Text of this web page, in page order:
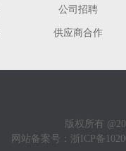
公司招聘
供应商合作
版权所有
网站备案号： 浙ICP备